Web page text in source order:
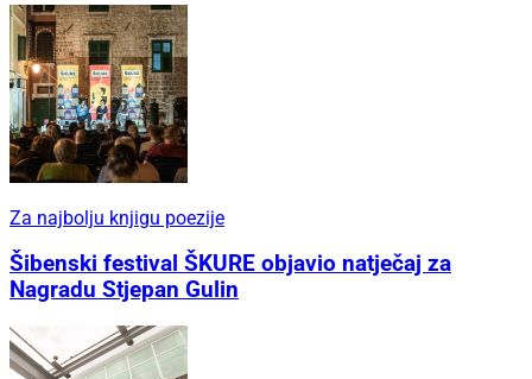
Za najbolju knjigu poezije
Šibenski festival ŠKURE objavio natječaj za
Nagradu Stjepan Gulin